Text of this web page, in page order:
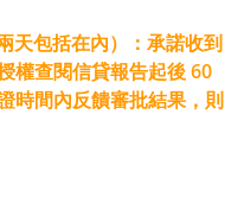
天包括在內）：承諾收到
權查閱信貸報告起後 60
時間內反饋審批結果，則